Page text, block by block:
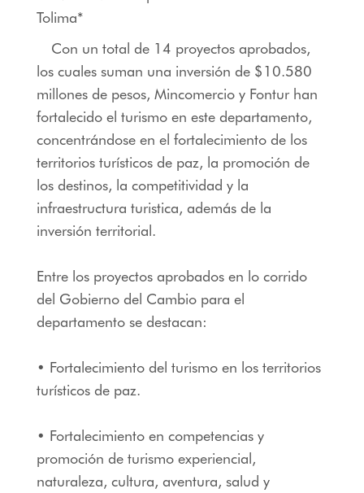
Tolima*
Con un total de 14 proyectos aprobados,
los cuales suman una inversión de $10.580
millones de pesos, Mincomercio y Fontur han
fortalecido el turismo en este departamento,
concentrándose en el fortalecimiento de los
territorios turísticos de paz, la promoción de
los destinos, la competitividad y la
infraestructura turistica, además de la
inversión territorial.
Entre los proyectos aprobados en lo corrido
del Gobierno del Cambio para el
departamento se destacan:
• Fortalecimiento del turismo en los territorios
turísticos de paz.
• Fortalecimiento en competencias y
promoción de turismo experiencial,
naturaleza, cultura, aventura, salud y